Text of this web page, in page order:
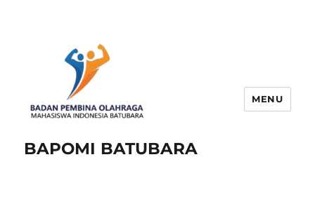
BAPOMI BATUBARA
MENU